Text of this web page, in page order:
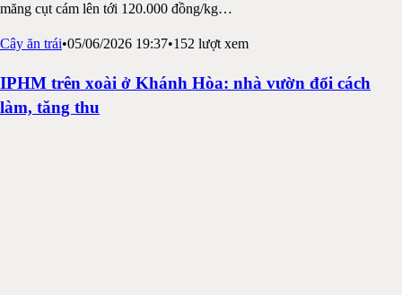
măng cụt cám lên tới 120.000 đồng/kg…
Cây ăn trái•05/06/2026 19:37•152 lượt xem
IPHM trên xoài ở Khánh Hòa: nhà vườn đổi cách
làm, tăng thu